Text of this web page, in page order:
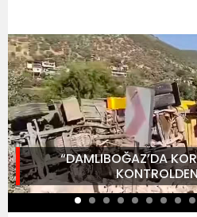
“DAMLIBOĞAZ’DA